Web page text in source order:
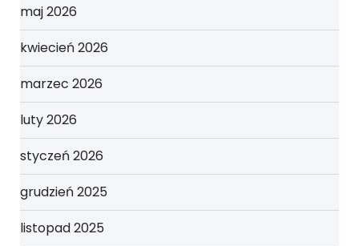
maj 2026
kwiecień 2026
marzec 2026
luty 2026
styczeń 2026
grudzień 2025
listopad 2025